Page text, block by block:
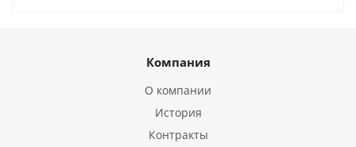
Компания
О компании
История
Контракты